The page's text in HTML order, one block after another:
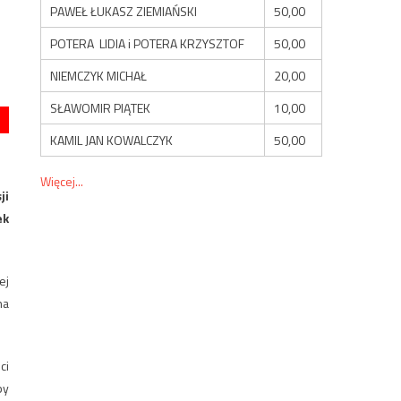
PAWEŁ ŁUKASZ ZIEMIAŃSKI
50,00
POTERA LIDIA i POTERA KRZYSZTOF
50,00
NIEMCZYK MICHAŁ
20,00
SŁAWOMIR PIĄTEK
10,00
KAMIL JAN KOWALCZYK
50,00
Więcej...